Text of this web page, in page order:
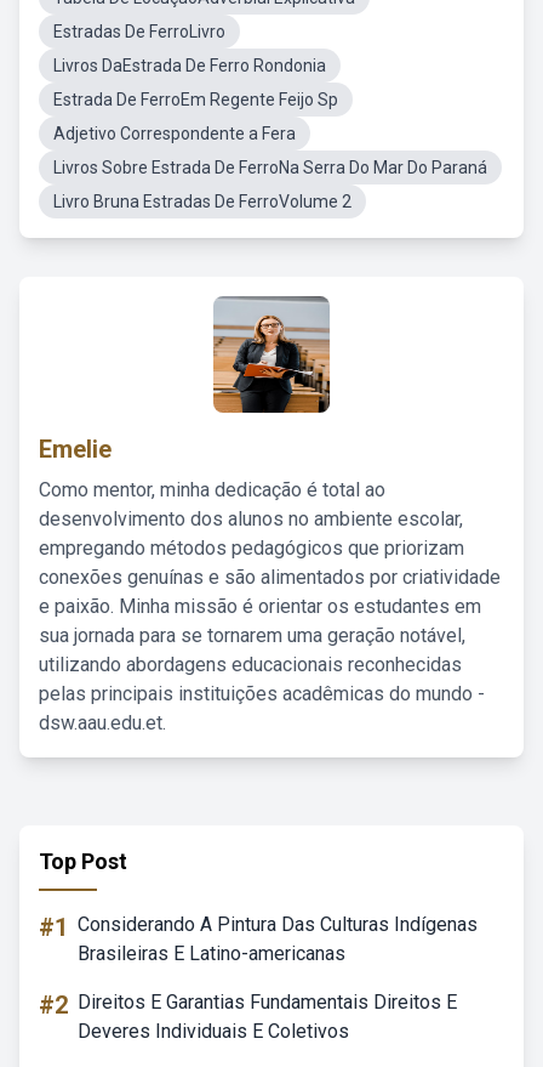
Estradas De FerroLivro
Livros DaEstrada De Ferro Rondonia
Estrada De FerroEm Regente Feijo Sp
Adjetivo Correspondente a Fera
Livros Sobre Estrada De FerroNa Serra Do Mar Do Paraná
Livro Bruna Estradas De FerroVolume 2
Emelie
Como mentor, minha dedicação é total ao
desenvolvimento dos alunos no ambiente escolar,
empregando métodos pedagógicos que priorizam
conexões genuínas e são alimentados por criatividade
e paixão. Minha missão é orientar os estudantes em
sua jornada para se tornarem uma geração notável,
utilizando abordagens educacionais reconhecidas
pelas principais instituições acadêmicas do mundo -
dsw.aau.edu.et.
Top Post
#1 Considerando A Pintura Das Culturas Indígenas
Brasileiras E Latino-americanas
#2 Direitos E Garantias Fundamentais Direitos E
Deveres Individuais E Coletivos